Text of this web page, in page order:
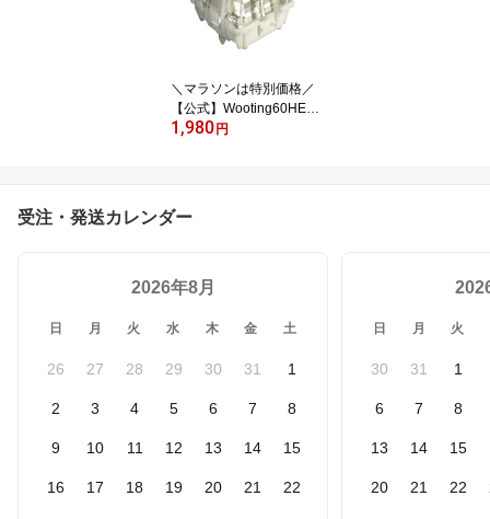
応 TTMax ゲームパッド
【ブラック】送料無料
＼マラソンは特別価格／
【公式】Wooting60HE
＋ 改良版 Wooting 60HE
60he Lekker Switch Line
ar45 L45 交換用 スイッ
久 国内正規品 (12個入り)
1,980円
受注・発送カレンダー
2026年8月
日 月 火 水 木 金 土
26 27 28 29 30 31 1
2 3 4 5 6 7 8
9 10 11 12 13 14 15
16 17 18 19 20 21 22
日 月 火
30 31 1
6 7 8
13 14 15
20 21 22